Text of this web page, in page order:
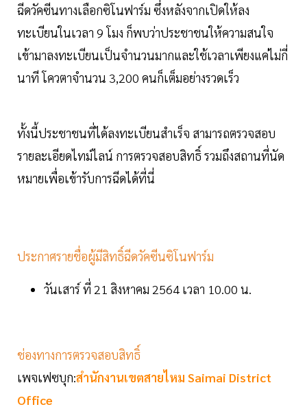
ฉีดวัคซีนทางเลือกซิโนฟาร์ม ซึ่งหลังจากเปิดให้ลง
ทะเบียนในเวลา 9 โมง ก็พบว่าประชาชนให้ความสนใจ
เข้ามาลงทะเบียนเป็นจำนวนมากและใช้เวลาเพียงแค่ไม่กี่
นาที โควตาจำนวน 3,200 คนก็เต็มอย่างรวดเร็ว
ทั้งนี้ประชาชนที่ได้ลงทะเบียนสำเร็จ สามารถตรวจสอบ
รายละเอียดไทม์ไลน์ การตรวจสอบสิทธิ์ รวมถึงสถานที่นัด
หมายเพื่อเข้ารับการฉีดได้ที่นี่
ประกาศรายชื่อผู้มีสิทธิ์ฉีดวัคซีนซิโนฟาร์ม
วันเสาร์ ที่ 21 สิงหาคม 2564 เวลา 10.00 น.
ช่องทางการตรวจสอบสิทธิ์
เพจเฟซบุก:สำนักงานเขตสายไหม Saimai District
Office